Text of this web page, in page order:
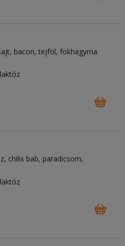
bacon tejföl fokhagyma
chilis bab paradicsom